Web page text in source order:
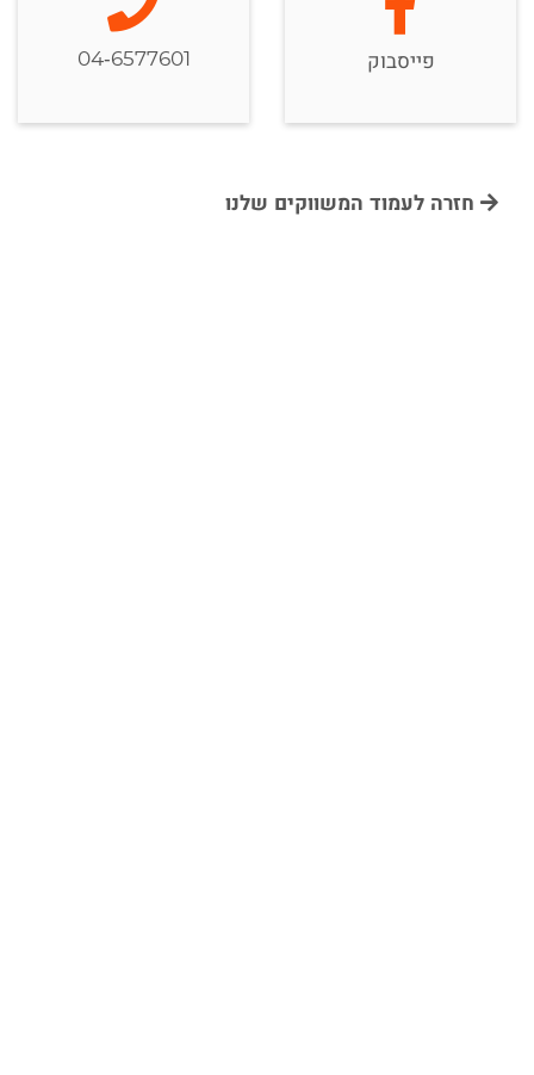
פייסבוק 04-6577601
חזרה לעמוד המשווקים שלנו